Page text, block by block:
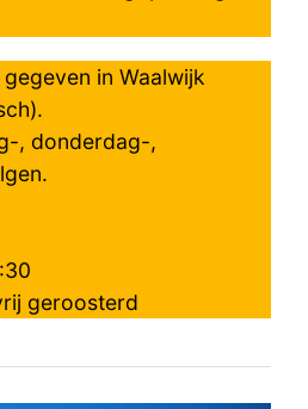
in Waalwijk
, donderdag-,
geroosterd